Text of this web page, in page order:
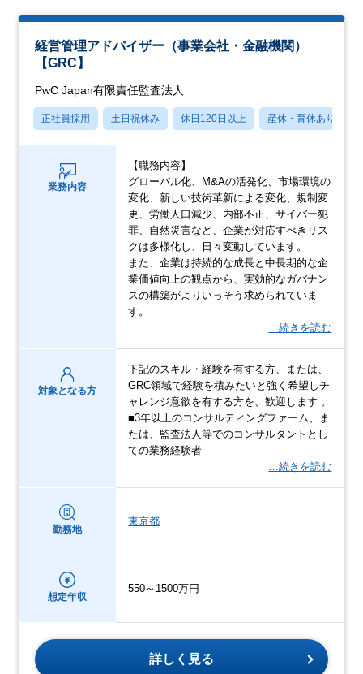
経営管理アドバイザー（事業会社・金融機関）
【GRC】
PwC Japan有限責任監査法人
正社員採用 土日祝休み 休日120日以上 産休・育休あり
業務内容
【職務内容】
グローバル化、M&Aの活発化、市場環境の
変化、新しい技術革新による変化、規制変
更、労働人口減少、内部不正、サイバー犯
罪、自然災害など、企業が対応すべきリス
クは多様化し、日々変動しています。
また、企業は持続的な成長と中長期的な企
業価値向上の観点から、実効的なガバナン
スの構築がよりいっそう求められていま
す。
…続きを読む
対象となる方
下記のスキル・経験を有する方、または、
GRC領域で経験を積みたいと強く希望しチ
ャレンジ意欲を有する方を、歓迎します 。
■3年以上のコンサルティングファーム、ま
たは、監査法人等でのコンサルタントとし
ての業務経験者
…続きを読む
勤務地
東京都
想定年収
550～1500万円
詳しく見る